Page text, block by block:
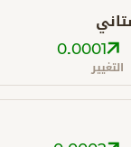
0.0001
التغيير